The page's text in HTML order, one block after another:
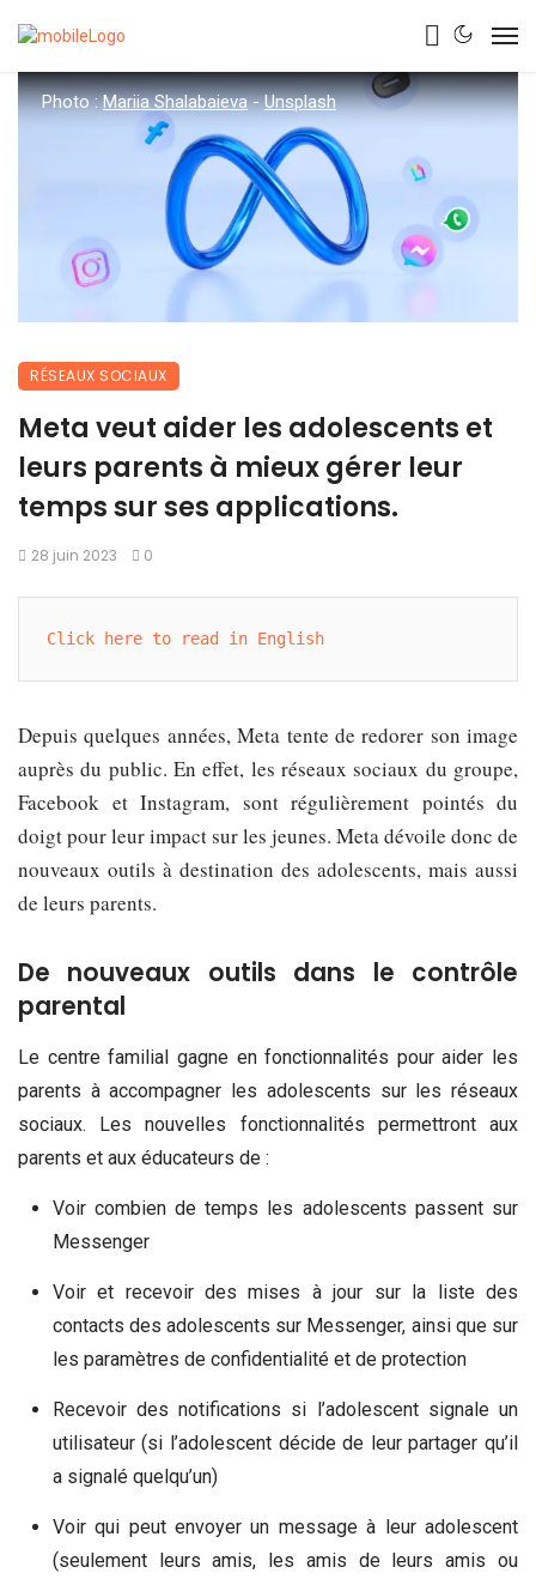
Photo :Mariia Shalabaieva-Unsplash
RÉSEAUX SOCIAUX
Meta veut aider les adolescents et
leurs parents à mieux gérer leur
temps sur ses applications.
28 juin 2023 0
Click here to read in English
Depuis quelques années, Meta tente de redorer son image
auprès du public. En effet, les réseaux sociaux du groupe,
Facebook et Instagram, sont régulièrement pointés du
doigt pour leur impact sur les jeunes. Meta dévoile donc de
nouveaux outils à destination des adolescents, mais aussi
de leurs parents.
De nouveaux outils dans le contrôle
parental
Le centre familial gagne en fonctionnalités pour aider les
parents à accompagner les adolescents sur les réseaux
sociaux. Les nouvelles fonctionnalités permettront aux
parents et aux éducateurs de :
Voir combien de temps les adolescents passent sur
Messenger
Voir et recevoir des mises à jour sur la liste des
contacts des adolescents sur Messenger, ainsi que sur
les paramètres de confidentialité et de protection
Recevoir des notifications si l’adolescent signale un
utilisateur (si l’adolescent décide de leur partager qu’il
a signalé quelqu’un)
Voir qui peut envoyer un message à leur adolescent
(seulement leurs amis, les amis de leurs amis ou